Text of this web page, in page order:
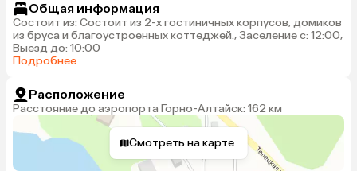
Общая информация
Состоит из: Состоит из 2-х гостиничных корпусов, домиков
из бруса и благоустроенных коттеджей., Заселение с: 12:00,
Выезд до: 10:00
Подробнее
Расположение
Расстояние до аэропорта Горно-Алтайск: 162 км
Смотреть на карте